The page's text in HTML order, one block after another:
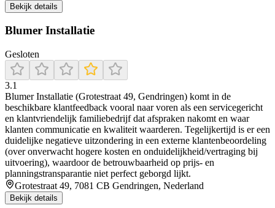
Bekijk details
Blumer Installatie
Gesloten
3.1
Blumer Installatie (Grotestraat 49, Gendringen) komt in de
beschikbare klantfeedback vooral naar voren als een servicegericht
en klantvriendelijk familiebedrijf dat afspraken nakomt en waar
klanten communicatie en kwaliteit waarderen. Tegelijkertijd is er een
duidelijke negatieve uitzondering in een externe klantenbeoordeling
(over onverwacht hogere kosten en onduidelijkheid/vertraging bij
uitvoering), waardoor de betrouwbaarheid op prijs- en
planningstransparantie niet perfect geborgd lijkt.
Grotestraat 49, 7081 CB Gendringen, Nederland
Bekijk details